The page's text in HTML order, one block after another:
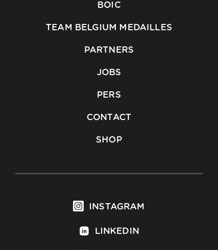
BOIC
TEAM BELGIUM MEDAILLES
PARTNERS
JOBS
PERS
CONTACT
SHOP
INSTAGRAM
LINKEDIN